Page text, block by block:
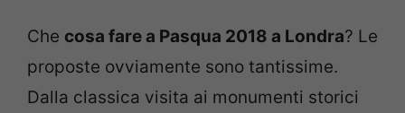
Che cosa fare a Pasqua 2018 a Londra? Le
proposte ovviamente sono tantissime.
Dalla classica visita ai monumenti storici